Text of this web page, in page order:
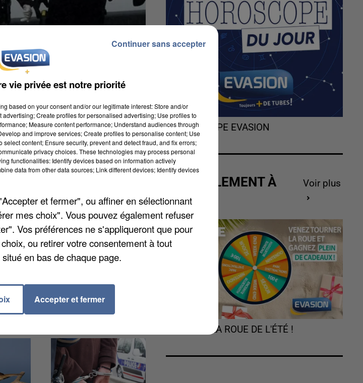
jeudi par la police de
et 8 policiers
les quartiers du Clos
Les policiers ont saisi
d'arme prohibé.
L'HOROSCOPE EVASION
ACTUELLEMENT À
GAGNER
Voir plus
TOURNEZ LA ROUE DE L'ÉTÉ !
vie privée est notre priorité
based on your consent and/or our legitimate interest: Store and/or
Create profiles for personalised advertising; Use profiles to
Measure content performance; Understand audiences through
and improve services; Create profiles to personalise content; Use
content; Ensure security, prevent and detect fraud, and fix errors;
privacy choices. These technologies may process personal
functionalities: Identify devices based on information actively
data from other data sources; Link different devices; Identify devices
et fermer", ou affiner en sélectionnant
mes choix". Vous pouvez également refuser
Vos préférences ne s'appliqueront que pour
ou retirer votre consentement à tout
en bas de chaque page.
Accepter et fermer
Continuer sans accepter